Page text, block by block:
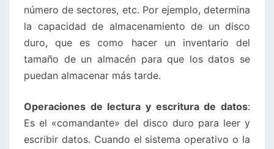
número de sectores, etc. Por ejemplo, determina
la capacidad de almacenamiento de un disco
duro, que es como hacer un inventario del
tamaño de un almacén para que los datos se
puedan almacenar más tarde.
Operaciones de lectura y escritura de datos:
Es el «comandante» del disco duro para leer y
escribir datos. Cuando el sistema operativo o la